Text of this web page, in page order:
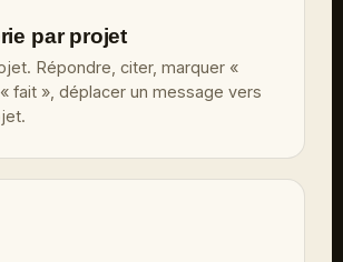
par projet
Répondre, citer, marquer «
fait », déplacer un message vers